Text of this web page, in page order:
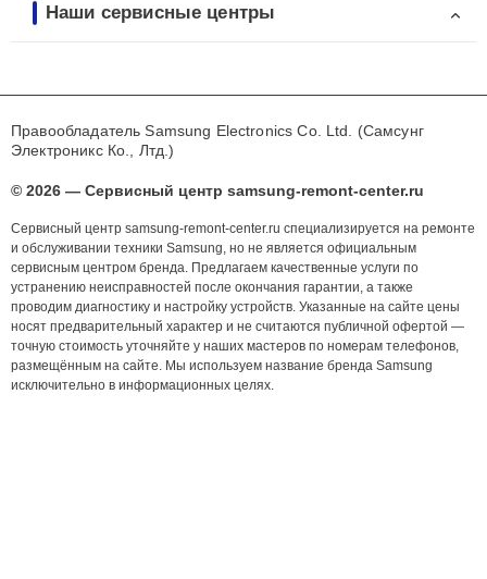
Наши сервисные центры
Правообладатель Samsung Electronics Co. Ltd. (Самсунг
Электроникс Ко., Лтд.)
© 2026 — Сервисный центр samsung-remont-center.ru
Сервисный центр samsung-remont-center.ru специализируется на ремонте
и обслуживании техники Samsung, но не является официальным
сервисным центром бренда. Предлагаем качественные услуги по
устранению неисправностей после окончания гарантии, а также
проводим диагностику и настройку устройств. Указанные на сайте цены
носят предварительный характер и не считаются публичной офертой —
точную стоимость уточняйте у наших мастеров по номерам телефонов,
размещённым на сайте. Мы используем название бренда Samsung
исключительно в информационных целях.